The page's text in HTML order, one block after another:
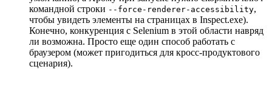
командной строки --force-renderer-accessibility,
чтобы увидеть элементы на страницах в Inspect.exe).
Конечно, конкуренция с Selenium в этой области навряд
ли возможна. Просто еще один способ работать с
браузером (может пригодиться для кросс-продуктового
сценария).